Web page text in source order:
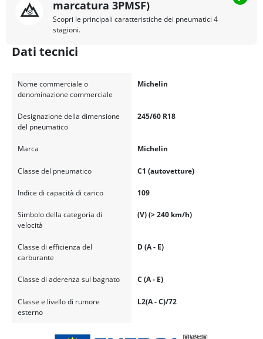
marcatura 3PMSF)
Scopri le principali caratteristiche dei pneumatici 4
stagioni.
Dati tecnici
Nome commerciale o
denominazione commerciale
Michelin
Designazione della dimensione
del pneumatico
245/60 R18
Marca Michelin
Classe del pneumatico C1 (autovetture)
Indice di capacità di carico 109
Simbolo della categoria di
velocità
(V) (> 240 km/h)
Classe di efficienza del
carburante
D (A - E)
Classe di aderenza sul bagnato C (A - E)
Classe e livello di rumore
esterno
L2(A - C)/72